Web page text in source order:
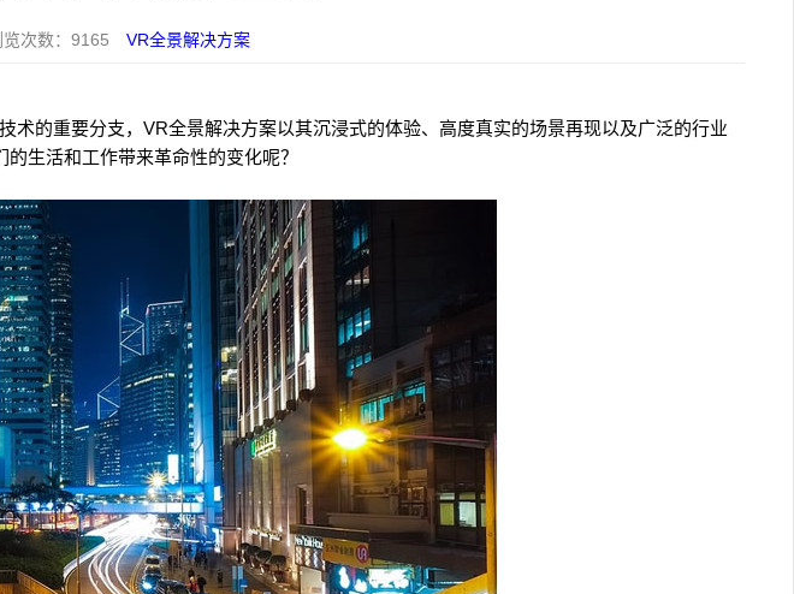
次数： 9165 VR全景解决方案
的重要分支，VR全景解决方案以其沉浸式的体验、高度真实的场景再现以及广泛的行业
生活和工作带来革命性的变化呢？